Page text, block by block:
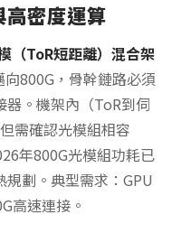
密度運算
（ToR短距離）混合架
800G，骨幹鏈路必須
器。機架內（ToR到伺
需確認光模組相容
年800G光模組功耗已
劃。典型需求：GPU
高速連接。